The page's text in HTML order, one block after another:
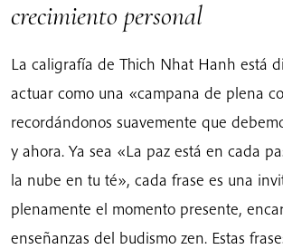
crecimiento personal
La caligrafía de Thich Nhat Hanh está
actuar como una «campana de plena
recordándonos suavemente que
y ahora. Ya sea «La paz está en cada
la nube en tu té», cada frase es una
plenamente el momento presente,
enseñanzas del budismo zen. Estas